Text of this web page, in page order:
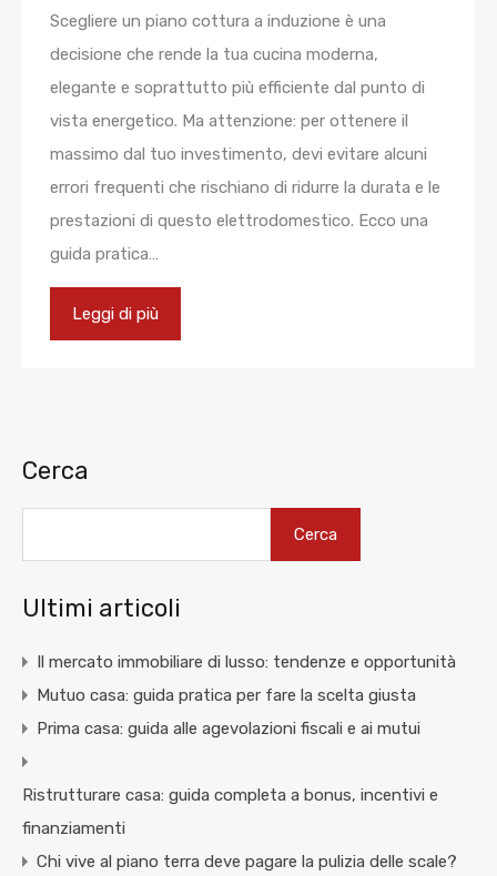
Scegliere un piano cottura a induzione è una
decisione che rende la tua cucina moderna,
elegante e soprattutto più efficiente dal punto di
vista energetico. Ma attenzione: per ottenere il
massimo dal tuo investimento, devi evitare alcuni
errori frequenti che rischiano di ridurre la durata e le
prestazioni di questo elettrodomestico. Ecco una
guida pratica…
Leggi di più
Cerca
Cerca
Ultimi articoli
Il mercato immobiliare di lusso: tendenze e opportunità
Mutuo casa: guida pratica per fare la scelta giusta
Prima casa: guida alle agevolazioni fiscali e ai mutui
Ristrutturare casa: guida completa a bonus, incentivi e
finanziamenti
Chi vive al piano terra deve pagare la pulizia delle scale?